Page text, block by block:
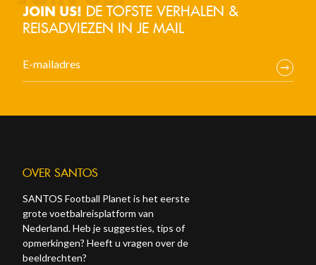
JOIN US! DE TOFSTE VERHALEN &
REISADVIEZEN IN JE MAIL
OVER SANTOS
SANTOS Football Planet is het eerste
grote voetbalreisplatform van
Nederland. Heb je suggesties, tips of
opmerkingen? Heeft u vragen over de
beeldrechten?